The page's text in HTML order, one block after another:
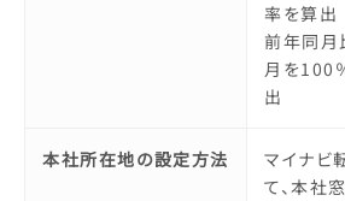
率を算出
前年同月
月を100
出
本社所在地の設定方法
マイナビ
て、本社